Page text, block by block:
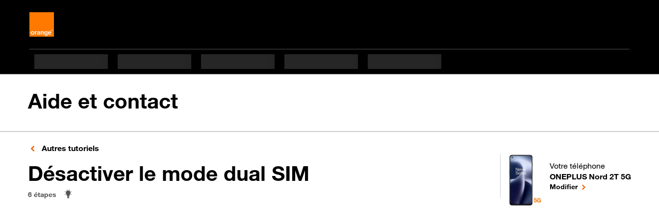
Aide et contact
Autres tutoriels
Désactiver le mode dual SIM en 6 étapes difficulté
6 étapes
Votre téléphone
ONEPLUS Nord 2T 5G
pour votre ONEPLUS Nord 2T 5G
Modifierle téléphone sélectionné